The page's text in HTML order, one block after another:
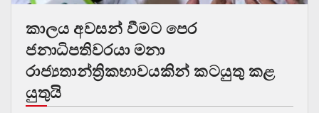
කාලය අවසන් වීමට පෙර
ජනාධිපතිවරයා මනා
රාජ්‍යතාන්ත්‍රිකභාවයකින් කටයුතු කළ
යුතුයි